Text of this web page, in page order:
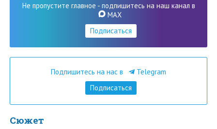
Не пропустите главное - подпишитесь на наш канал в
MAX
Подписаться
Подпишитесь на нас в
Telegram
Подписаться
Сюжет